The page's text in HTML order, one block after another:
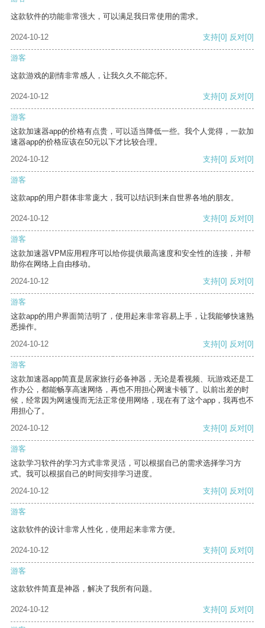
这款软件的功能非常强大，可以满足我日常使用的需求。
2024-10-12 支持[0] 反对[0]
游客
这款游戏的剧情非常感人，让我久久不能忘怀。
2024-10-12 支持[0] 反对[0]
游客
这款加速器app的价格有点贵，可以适当降低一些。我个人觉得，一款加
速器app的价格应该在50元以下才比较合理。
2024-10-12
支持[0] 反对[0]
游客
这款app的用户群体非常庞大，我可以结识到来自世界各地的朋友。
2024-10-12 支持[0] 反对[0]
游客
这款加速器VPM应用程序可以给你提供最高速度和安全性的连接，并帮
助你在网络上自由移动。
2024-10-12
支持[0] 反对[0]
游客
这款app的用户界面简洁明了，使用起来非常容易上手，让我能够快速熟
悉操作。
2024-10-12
支持[0] 反对[0]
游客
这款加速器app简直是居家旅行必备神器，无论是看视频、玩游戏还是工
作办公，都能畅享高速网络，再也不用担心网速卡顿了。以前出差的时
候，经常因为网速慢而无法正常使用网络，现在有了这个app，我再也不
用担心了。
2024-10-12
支持[0] 反对[0]
游客
这款学习软件的学习方式非常灵活，可以根据自己的需求选择学习方
式。我可以根据自己的时间安排学习进度。
2024-10-12
支持[0] 反对[0]
游客
这款软件的设计非常人性化，使用起来非常方便。
2024-10-12 支持[0] 反对[0]
游客
这款软件简直是神器，解决了我所有问题。
2024-10-12 支持[0] 反对[0]